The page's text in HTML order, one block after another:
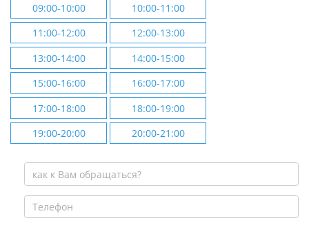
09:00-10:00
10:00-11:00
11:00-12:00
12:00-13:00
13:00-14:00
14:00-15:00
15:00-16:00
16:00-17:00
17:00-18:00
18:00-19:00
19:00-20:00
20:00-21:00